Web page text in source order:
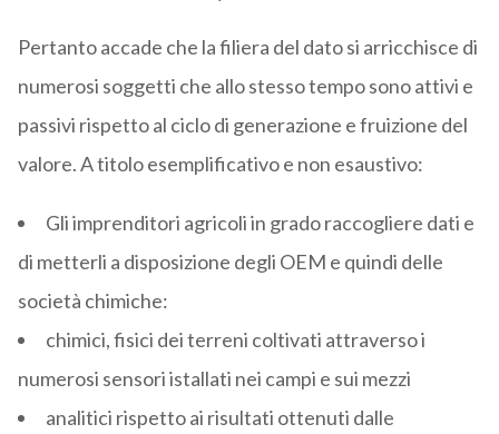
Pertanto accade che la filiera del dato si arricchisce di
numerosi soggetti che allo stesso tempo sono attivi e
passivi rispetto al ciclo di generazione e fruizione del
valore. A titolo esemplificativo e non esaustivo:
Gli imprenditori agricoli in grado raccogliere dati e
di metterli a disposizione degli OEM e quindi delle
società chimiche:
chimici, fisici dei terreni coltivati attraverso i
numerosi sensori istallati nei campi e sui mezzi
analitici rispetto ai risultati ottenuti dalle